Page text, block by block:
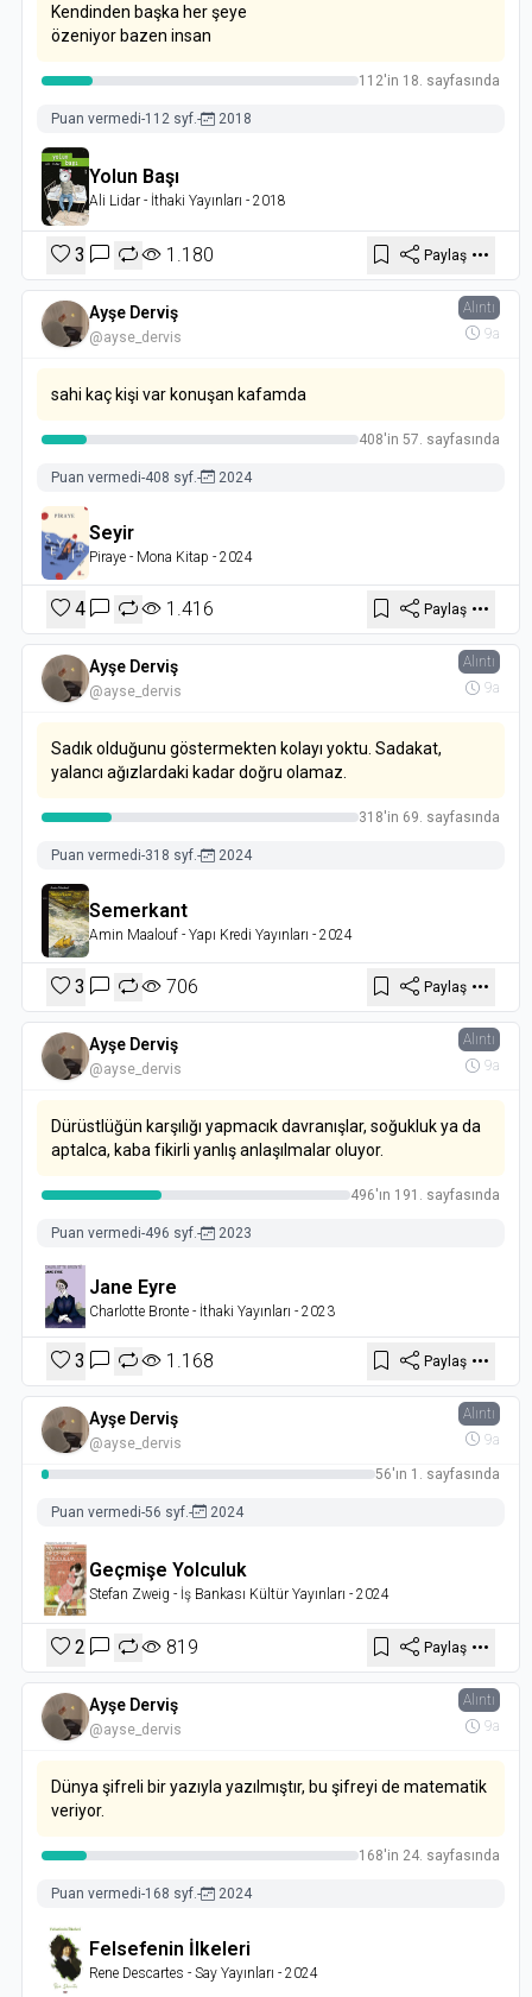
Kendinden başka her şeye
özeniyor bazen insan
112'in 18. sayfasında
Puan vermedi-112 syf.- 2018
Yolun Başı
Ali Lidar - İthaki Yayınları - 2018
3 1.180 Paylaş
Ayşe Derviş
@ayse_dervis
Alıntı
9a
sahi kaç kişi var konuşan kafamda
408'in 57. sayfasında
Puan vermedi-408 syf.- 2024
Seyir
Piraye - Mona Kitap - 2024
4 1.416 Paylaş
Ayşe Derviş
@ayse_dervis
Alıntı
9a
Sadık olduğunu göstermekten kolayı yoktu. Sadakat,
yalancı ağızlardaki kadar doğru olamaz.
318'in 69. sayfasında
Puan vermedi-318 syf.- 2024
Semerkant
Amin Maalouf - Yapı Kredi Yayınları - 2024
3 706 Paylaş
Ayşe Derviş
@ayse_dervis
Alıntı
9a
Dürüstlüğün karşılığı yapmacık davranışlar, soğukluk ya da
aptalca, kaba fikirli yanlış anlaşılmalar oluyor.
496'ın 191. sayfasında
Puan vermedi-496 syf.- 2023
Jane Eyre
Charlotte Bronte - İthaki Yayınları - 2023
3 1.168 Paylaş
Ayşe Derviş
@ayse_dervis
Alıntı
9a
56'ın 1. sayfasında
Puan vermedi-56 syf.- 2024
Geçmişe Yolculuk
Stefan Zweig - İş Bankası Kültür Yayınları - 2024
2 819 Paylaş
Ayşe Derviş
@ayse_dervis
Alıntı
9a
Dünya şifreli bir yazıyla yazılmıştır, bu şifreyi de matematik
veriyor.
168'in 24. sayfasında
Puan vermedi-168 syf.- 2024
Felsefenin İlkeleri
Rene Descartes - Say Yayınları - 2024